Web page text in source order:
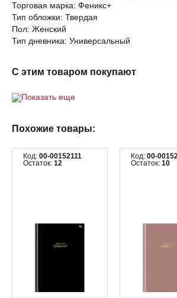
Торговая марка: Феникс+
Тип обложки: Твердая
Пол: Женский
Тип дневника: Универсальный
С этим товаром покупают
Показать еще
Похожие товары:
Код: 00-00152111
Остаток: 12
Код: 00-
Остаток: 10